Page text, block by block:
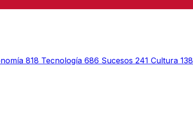
818 Tecnología 686 Sucesos 241 Cultura 138